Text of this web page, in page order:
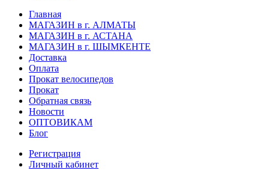
Главная
МАГАЗИН в г. АЛМАТЫ
МАГАЗИН в г. АСТАНА
МАГАЗИН в г. ШЫМКЕНТЕ
Доставка
Оплата
Прокат велосипедов
Прокат
Обратная связь
Новости
ОПТОВИКАМ
Блог
Регистрация
Личный кабинет